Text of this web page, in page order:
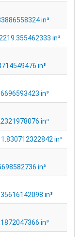
in³
in³
in³
in³
in³
1.830712322842 in³
in³
in³
in³